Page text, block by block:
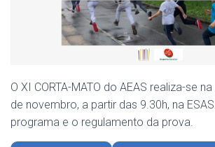
O XI CORTA-MATO do AEAS realiza-se
de novembro, a partir das 9.30h, na
programa e o regulamento da prova.